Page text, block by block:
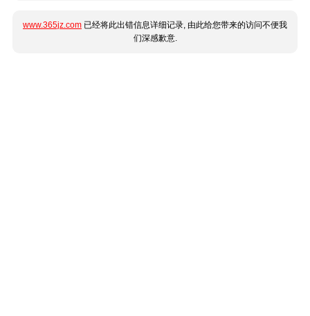
www.365jz.com 已经将此出错信息详细记录, 由此给您带来的访问不便我
们深感歉意.